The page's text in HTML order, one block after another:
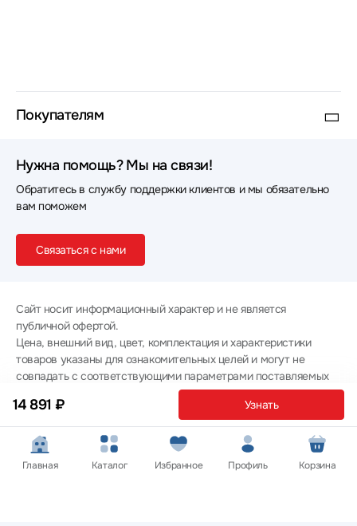
14 891 ₽ Узнать
Покупателям
Нужна помощь? Мы на связи!
Обратитесь в службу поддержки клиентов и мы обязательно
вам поможем
Связаться с нами
Сайт носит информационный характер и не является
публичной офертой.
Цена, внешний вид, цвет, комплектация и характеристики
товаров указаны для ознакомительных целей и могут не
совпадать с соответствующими параметрами поставляемых
товаров - уточняйте информацию у менеджера при
оформлении заказа.
Политика конфиденциальности
© 2012 — 2026 ООО «Эпл Тэк»
Главная Каталог Избранное Профиль Корзина